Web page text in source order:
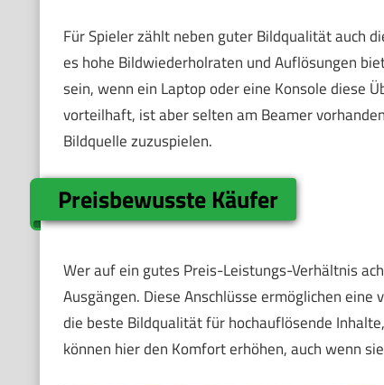
Für Spieler zählt neben guter Bildqualität auch
es hohe Bildwiederholraten und Auflösungen
sein, wenn ein Laptop oder eine Konsole diese
vorteilhaft, ist aber selten am Beamer
Bildquelle zuzuspielen.
Preisbewusste Käufer
Wer auf ein gutes Preis-Leistungs-Verhältnis
Ausgängen. Diese Anschlüsse ermöglichen
die beste Bildqualität für hochauflösende
können hier den Komfort erhöhen, auch wenn